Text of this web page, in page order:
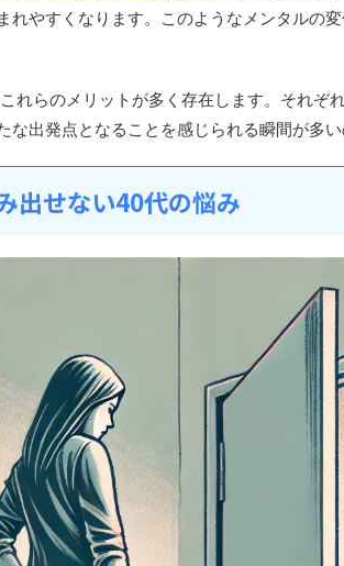
れやすくなります。このようなメンタルの
れらのメリットが多く存在します。それぞ
な出発点となることを感じられる瞬間が多い
出せない40代の悩み